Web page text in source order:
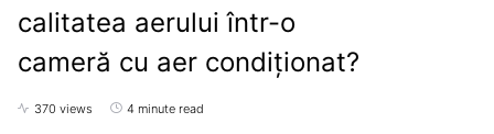
calitatea aerului într-o
cameră cu aer condiționat?
370 views 4 minute read